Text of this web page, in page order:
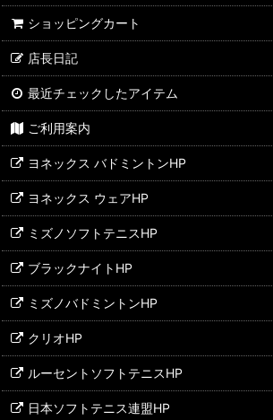
VICTOR
GOSEN
Babolat
LI-NING
MIZUNO
DUNLOP/SRIXON
Wilson
ショッピングカート
店長日記
最近チェックしたアイテム
ご利用案内
ヨネックス バドミントンHP
ヨネックス ウェアHP
ミズノソフトテニスHP
ブラックナイトHP
ミズノバドミントンHP
クリオHP
ルーセントソフトテニスHP
日本ソフトテニス連盟HP